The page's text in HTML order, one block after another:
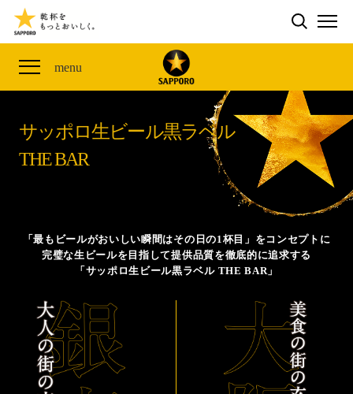
検索する
menu
THE PERFECT 黒ラベル WAGON 出展FES
ザ・パーフェクト黒ラベル アワード
「満天☆青空レストラン」コラボキャンペーン
山本由伸選手応援プロジェクト「GET A STAR
YOSHINOBU」
黒ラベル×『エヴァンゲリオン』30th Anniv.
サッポロ生ビール黒ラベル 『THE STAR JAM』
「丸くなるな、☆星になれ。」限定デザイン缶数量限
定発売
サッポロ生ビール黒ラベル THE SHOP
CLUB 黒ラベル
サッポロ生ビール黒ラベル
オカズデザインが提案する
ザ・パーフェクト黒ラベル
サッポロ生ビール黒ラベル THE BAR
ザ・パーフェクト黒ラベルが飲めるお店
CLUB 黒ラベル
サッポロ生ビール黒ラベル
THE BAR
「最もビールがおいしい瞬間はその日の1杯目」をコンセプトに
完璧な生ビールを目指して提供品質を徹底的に追求する
「サッポロ生ビール黒ラベル THE BAR」